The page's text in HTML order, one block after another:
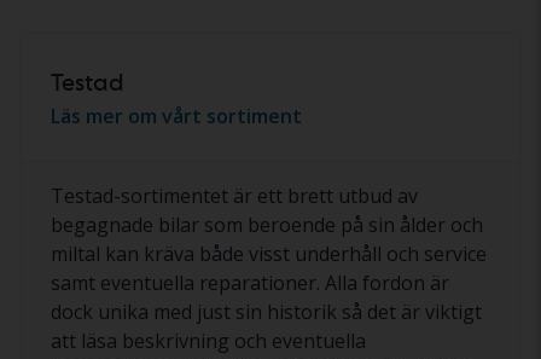
Testad
Läs mer om vårt sortiment
Testad-sortimentet är ett brett utbud av
begagnade bilar som beroende på sin ålder och
miltal kan kräva både visst underhåll och service
samt eventuella reparationer. Alla fordon är
dock unika med just sin historik så det är viktigt
att läsa beskrivning och eventuella